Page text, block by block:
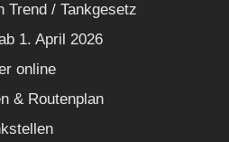
Trend / Tankgesetz
1. April 2026
online
& Routenplan